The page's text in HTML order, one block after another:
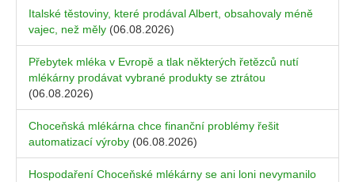
Italské těstoviny, které prodával Albert, obsahovaly méně
vajec, než měly (06.08.2026)
Přebytek mléka v Evropě a tlak některých řetězců nutí
mlékárny prodávat vybrané produkty se ztrátou
(06.08.2026)
Choceňská mlékárna chce finanční problémy řešit
automatizací výroby (06.08.2026)
Hospodaření Choceňské mlékárny se ani loni nevymanilo